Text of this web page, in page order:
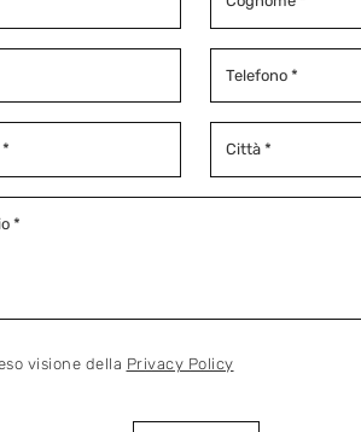
visione della Privacy Policy